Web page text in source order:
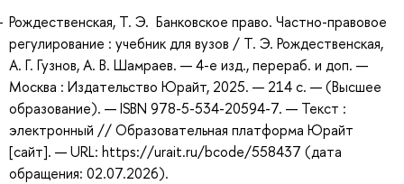
Рождественская, Т. Э. Банковское право. Частно-правовое
регулирование : учебник для вузов / Т. Э. Рождественская,
А. Г. Гузнов, А. В. Шамраев. — 4-е изд., перераб. и доп. —
Москва : Издательство Юрайт, 2025. — 214 с. — (Высшее
образование). — ISBN 978-5-534-20594-7. — Текст :
электронный // Образовательная платформа Юрайт
[сайт]. — URL: https://urait.ru/bcode/558437 (дата
обращения: 02.07.2026).